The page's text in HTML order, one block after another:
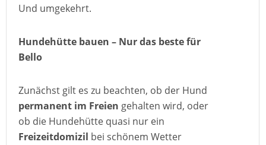
Und umgekehrt.
Hundehütte bauen – Nur das beste für
Bello
Zunächst gilt es zu beachten, ob der Hund
permanent im Freien gehalten wird, oder
ob die Hundehütte quasi nur ein
Freizeitdomizil bei schönem Wetter